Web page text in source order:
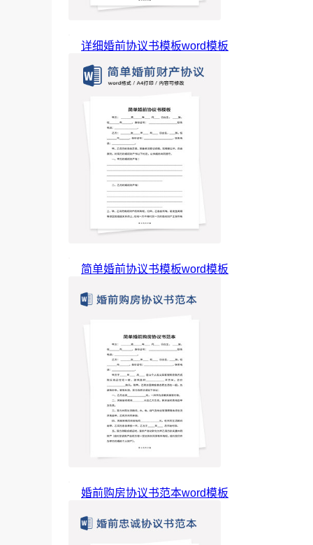
详细婚前协议书模板word模板
简单婚前协议书模板word模板
婚前购房协议书范本word模板